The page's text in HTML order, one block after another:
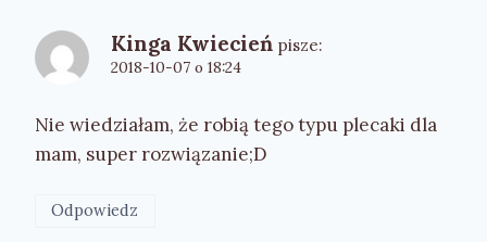
Kinga Kwiecień pisze:
2018-10-07 o 18:24
Nie wiedziałam, że robią tego typu plecaki dla
mam, super rozwiązanie;D
Odpowiedz